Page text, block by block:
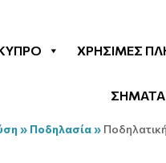
ΧΡΉΣΙΜΕΣ
ΣΗΜΑΤΑ
» Ποδηλασία»